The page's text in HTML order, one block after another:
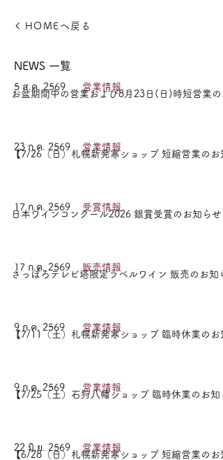
HOMEへ戻る
NEWS 一覧
5 ส.ค. 2569 営業情報
お盆期間中の営業および8月23日(日)時短営業の
23 ก.ค. 2569 営業情報
【7/26（日）札幌新発寒ショップ 短縮営業のお
17 ก.ค. 2569 受賞情報
日本ワインコンクール2026 銀賞受賞のお知らせ
17 ก.ค. 2569 販売情報
さっぽろテレビ塔限定ラベルワイン 販売のお知
9 ก.ค. 2569 営業情報
【7/11（土）札幌新発寒ショップ 臨時休業のお
9 ก.ค. 2569 営業情報
【7/25（土）石狩八幡ショップ 臨時休業のお知
22 มิ.ย. 2569 営業情報
【6/28（日）札幌新発寒ショップ 短縮営業のお